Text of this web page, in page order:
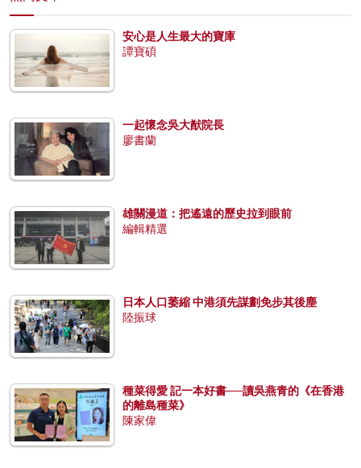
安心是人生最大的寶庫
譚寶碩
一起懷念吳大猷院長
廖書蘭
雄關漫道：把遙遠的歷史拉到眼前
編輯精選
日本人口萎縮 中港須先謀劃免步其後塵
陸振球
種菜得愛 記一本好書──讀吳燕青的《在香港
的離島種菜》
陳家偉